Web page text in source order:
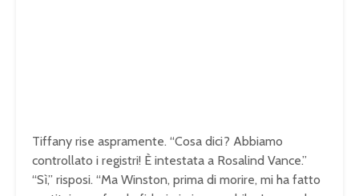
Tiffany rise aspramente. “Cosa dici? Abbiamo
controllato i registri! È intestata a Rosalind Vance.”
“Sì,” risposi. “Ma Winston, prima di morire, mi ha fatto